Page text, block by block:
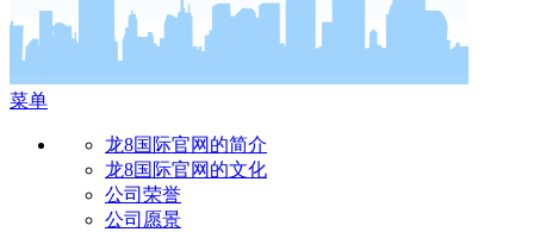
菜单
龙8国际官网的简介
龙8国际官网的文化
公司荣誉
公司愿景